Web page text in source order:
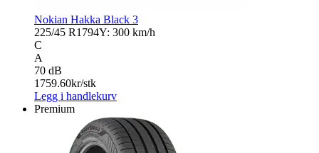
Nokian Hakka Black 3
225/45 R1794Y: 300 km/h
C
A
70 dB
1759.60kr/stk
Legg i handlekurv
Premium